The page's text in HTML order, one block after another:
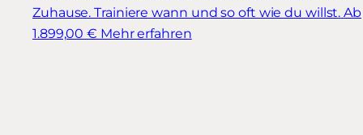
Zuhause. Trainiere wann und so oft wie du willst. Ab
1.899,00 € Mehr erfahren